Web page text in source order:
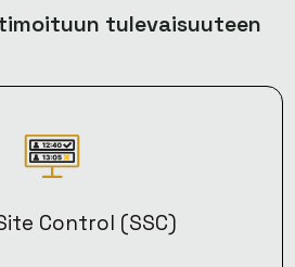
tulevaisuuteen
Control (SSC)